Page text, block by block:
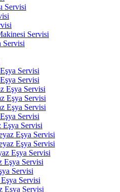
Servisi
Servisi
Servisi
Servisi
Servisi
Eşya Servisi
Eşya Servisi
Eşya Servisi
Servisi
Eşya Servisi
Eşya Servisi
Eşya Servisi
Eşya Servisi
Eşya Servisi
Servisi
Servisi
Eşya Servisi